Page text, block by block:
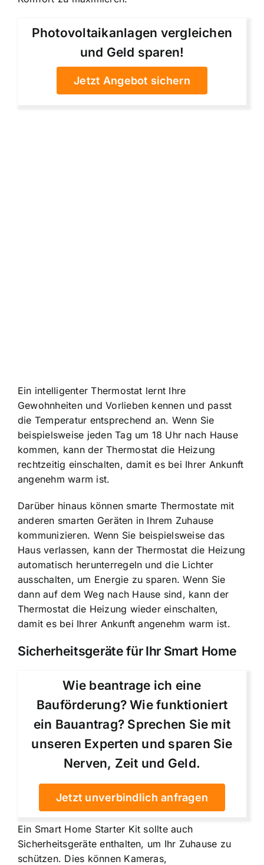
Photovoltaikanlagen vergleichen
und Geld sparen!
Jetzt Angebot sichern
Ein intelligenter Thermostat lernt Ihre
Gewohnheiten und Vorlieben kennen und passt
die Temperatur entsprechend an. Wenn Sie
beispielsweise jeden Tag um 18 Uhr nach Hause
kommen, kann der Thermostat die Heizung
rechtzeitig einschalten, damit es bei Ihrer Ankunft
angenehm warm ist.
Darüber hinaus können smarte Thermostate mit
anderen smarten Geräten in Ihrem Zuhause
kommunizieren. Wenn Sie beispielsweise das
Haus verlassen, kann der Thermostat die Heizung
automatisch herunterregeln und die Lichter
ausschalten, um Energie zu sparen. Wenn Sie
dann auf dem Weg nach Hause sind, kann der
Thermostat die Heizung wieder einschalten,
damit es bei Ihrer Ankunft angenehm warm ist.
Sicherheitsgeräte für Ihr Smart Home
Wie beantrage ich eine
Bauförderung? Wie funktioniert
ein Bauantrag? Sprechen Sie mit
unseren Experten und sparen Sie
Nerven, Zeit und Geld.
Jetzt unverbindlich anfragen
Ein Smart Home Starter Kit sollte auch
Sicherheitsgeräte enthalten, um Ihr Zuhause zu
schützen. Dies können Kameras,